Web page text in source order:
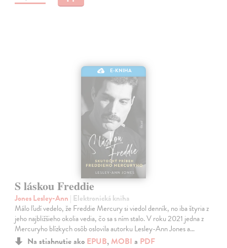
E-KNIHA
S láskou Freddie
Jones Lesley-Ann | Elektronická kniha
Málo ľudí vedelo, že Freddie Mercury si viedol denník, no iba štyria z
jeho najbližšieho okolia vedia, čo sa s ním stalo. V roku 2021 jedna z
Mercuryho blízkych osôb oslovila autorku Lesley-Ann Jones a…
Na stiahnutie ako EPUB, MOBI a PDF